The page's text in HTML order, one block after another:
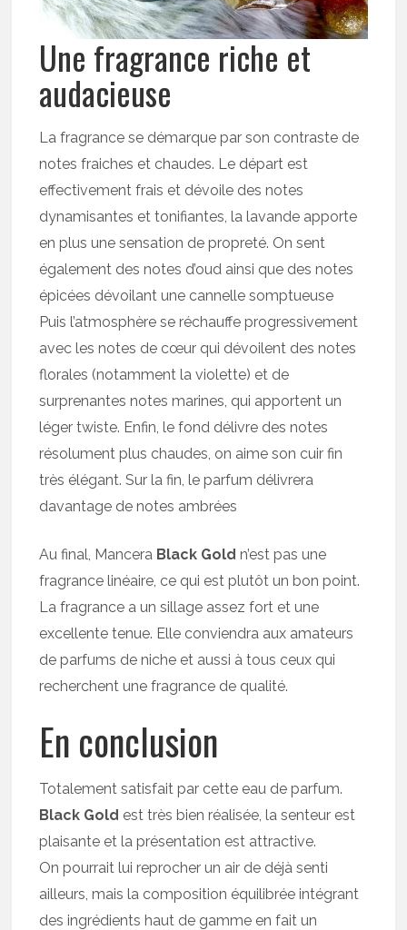
Une fragrance riche et
audacieuse
La fragrance se démarque par son contraste de
notes fraiches et chaudes. Le départ est
effectivement frais et dévoile des notes
dynamisantes et tonifiantes, la lavande apporte
en plus une sensation de propreté. On sent
également des notes d’oud ainsi que des notes
épicées dévoilant une cannelle somptueuse
Puis l’atmosphère se réchauffe progressivement
avec les notes de cœur qui dévoilent des notes
florales (notamment la violette) et de
surprenantes notes marines, qui apportent un
léger twiste. Enfin, le fond délivre des notes
résolument plus chaudes, on aime son cuir fin
très élégant. Sur la fin, le parfum délivrera
davantage de notes ambrées
Au final, Mancera Black Gold n’est pas une
fragrance linéaire, ce qui est plutôt un bon point.
La fragrance a un sillage assez fort et une
excellente tenue. Elle conviendra aux amateurs
de parfums de niche et aussi à tous ceux qui
recherchent une fragrance de qualité.
En conclusion
Totalement satisfait par cette eau de parfum.
Black Gold est très bien réalisée, la senteur est
plaisante et la présentation est attractive.
On pourrait lui reprocher un air de déjà senti
ailleurs, mais la composition équilibrée intégrant
des ingrédients haut de gamme en fait un